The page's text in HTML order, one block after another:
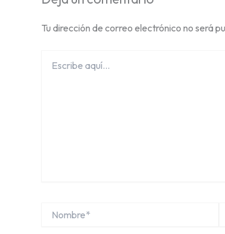
Tu dirección de correo electrónico no será
aquí...